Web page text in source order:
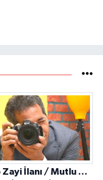
Kayıp Zayi İlanı / Mutlu Ajans / Denizli